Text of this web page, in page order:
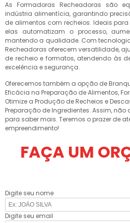
As Formadoras Recheadoras são
indústria alimentícia, garantindo
de alimentos com recheios. Ideais
elas automatizam o processo,
mantendo a qualidade. Com
Recheadoras oferecem versatilidade,
de recheio e formatos, atendendo às
excelência e segurança.
Oferecemos também a opção de
Eficácia na Preparação de Alimentos,
Otimize a Produção de Recheios e
Preparação de Ingredientes. Assim, não
para saber mais. Teremos o prazer de
empreendimento!
FAÇA UM
Digite seu nome
Digite seu email